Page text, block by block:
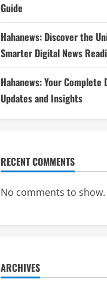
Guide
Hahanews: Discover the
Smarter Digital News
Hahanews: Your
Updates and Insights
RECENT COMMENTS
No comments to show.
ARCHIVES